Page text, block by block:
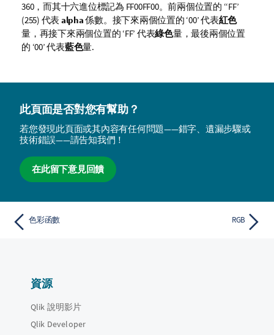
360，而其十六進位標記為 FF00FF00。前兩個位置的 ‘‘FF’
(255) 代表alpha係數。接下來兩個位置的 ‘00’ 代表紅色
量，再接下來兩個位置的 ‘FF’ 代表綠色量，最後兩個位置
的 ‘00’ 代表藍色量.
此頁面是否對您有幫助？
若您發現此頁面或其內容有任何問題——錯字、遺漏步驟或
技術錯誤——請告知我們！
在此留下意見回饋
色彩函數 RGB
資源
Qlik 說明影片
Qlik Developer